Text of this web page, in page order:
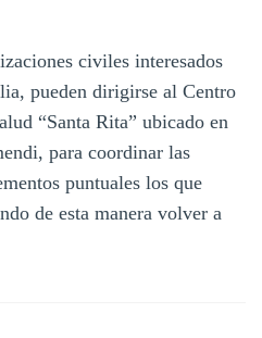
civiles interesados
pueden dirigirse al Centro
“Santa Rita” ubicado en
para coordinar las
puntuales los que
de esta manera volver a